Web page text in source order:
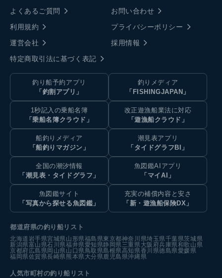
よくあるご質問
お問い合わせ
利用規約
プライバシーポリシー
運営会社
採用情報
特定商取引法に基づく表記
釣り船予約アプリ
「釣割アプリ」
釣りメディア
「FISHINGJAPAN」
1秒記入の乗船名簿
「乗船名簿クラウド」
改正遊漁船業法に対応
「遊漁船クラウド」
船釣りメディア
「船釣りマガジン」
潮見表アプリ
「タイドグラフBI」
全国の潮汐情報
「潮見表・タイドグラフ」
魚図鑑AIアプリ
「マイAI」
魚図鑑サイト
「写真から探せる魚図鑑」
充実の補償内容と安さ
「新・遊漁船保険DX」
都道府県の釣り船リスト
北海道岩手県宮城県山形県福島県東京都神奈川県埼玉県千葉県茨城県
新潟県富山県石川県福井県愛知県静岡県三重県大阪府兵庫県和歌山県
京都府広島県岡山県山口県鳥取県島根県高知県香川県徳島県愛媛県
福岡県佐賀県長崎県熊本県大分県鹿児島県沖縄県
人気市町村の釣り船リスト